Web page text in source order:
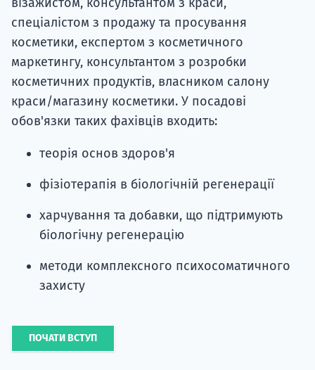
спеціалістом з продажу та просування
косметики, експертом з косметичного
маркетингу, консультантом з розробки
косметичних продуктів, власником салону
краси/магазину косметики. У посадові
обов'язки таких фахівців входить:
теорія основ здоров'я
фізіотерапія в біологічній регенерації
харчування та добавки, що підтримують
біологічну регенерацію
методи комплексного психосоматичного
захисту
ПОЧАТИ ВСТУП